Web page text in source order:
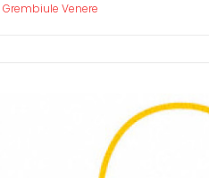
Grembiule Venere